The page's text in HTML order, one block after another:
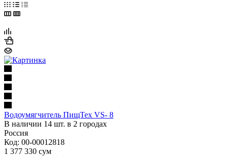
Водоумягчитель ПищТех VS- 8
В наличии 14 шт. в 2 городах
Россия
Код: 00-00012818
1 377 330 сум